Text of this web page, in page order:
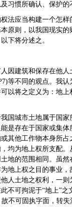
习惯所确认、保护
法应当构建一个怎
原则，以我国现实
以下将分述之。
因建筑和保存在他
等不同的观点。我
以将之定义为：地
国城市土地属于国
是存在于国家或集
其他工作物本身所
均为地上权所支配
地的范围相同。虽
地上权之目的事业
人土地之权利，一
不可拘泥于“地上”
不可固执字面，转